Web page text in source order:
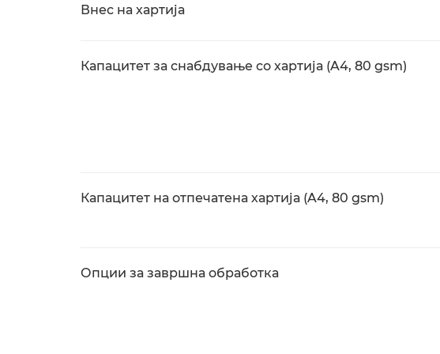
Внес на хартија
Капацитет за снабдување со хартија (A4, 80 gsm)
Капацитет на отпечатена хартија (A4, 80 gsm)
Опции за завршна обработка